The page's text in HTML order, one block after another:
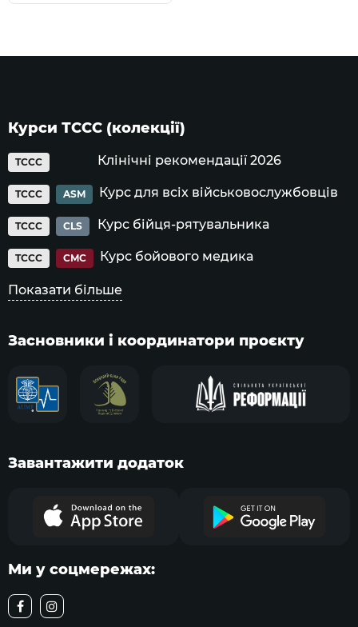
Курси ТССС (колекції)
TCCC Клінічні рекомендації 2026
TCCC ASM Курс для всіх військовослужбовців
TCCC CLS Курс бійця-рятувальника
TCCC CMC Курс бойового медика
Показати більше
Засновники і координатори проєкту
Завантажити додаток
Ми у соцмережах: